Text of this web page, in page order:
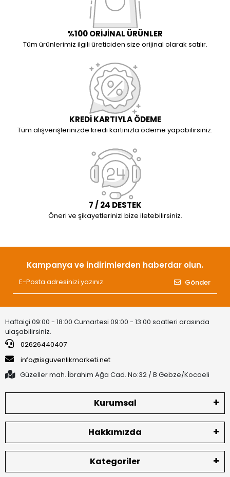
%100 ORİJİNAL ÜRÜNLER
Tüm ürünlerimiz ilgili üreticiden size orijinal olarak satılır.
KREDİ KARTIYLA ÖDEME
Tüm alışverişlerinizde kredi kartınızla ödeme yapabilirsiniz.
7 / 24 DESTEK
Öneri ve şikayetlerinizi bize iletebilirsiniz.
Kampanya ve indirimlerden haberdar olun.
Gönder
Haftaiçi 09:00 - 18:00 Cumartesi 09:00 - 13:00 saatleri arasında
ulaşabilirsiniz.
02626440407
info@isguvenlikmarketi.net
Güzeller mah. İbrahim Ağa Cad. No:32 / B Gebze/Kocaeli
Kurumsal
Hakkımızda
Kategoriler